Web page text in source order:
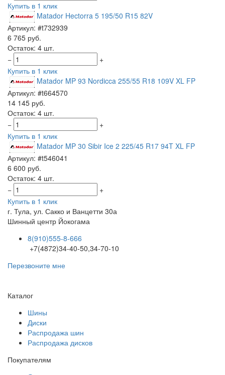
Купить в 1 клик
Matador Hectorra 5 195/50 R15 82V
Артикул: #t732939
6 765 руб.
Остаток: 4 шт.
−
+
Купить в 1 клик
Matador MP 93 Nordicca 255/55 R18 109V XL FP
Артикул: #t664570
14 145 руб.
Остаток: 4 шт.
−
+
Купить в 1 клик
Matador MP 30 Sibir Ice 2 225/45 R17 94T XL FP
Артикул: #t546041
6 600 руб.
Остаток: 4 шт.
−
+
Купить в 1 клик
г. Тула, ул. Сакко и Ванцетти 30а
Шинный центр Йокогама
8(910)555-8-666
+7(4872)34-40-50,34-70-10
Перезвоните мне
Каталог
Шины
Диски
Распродажа шин
Распродажа дисков
Покупателям